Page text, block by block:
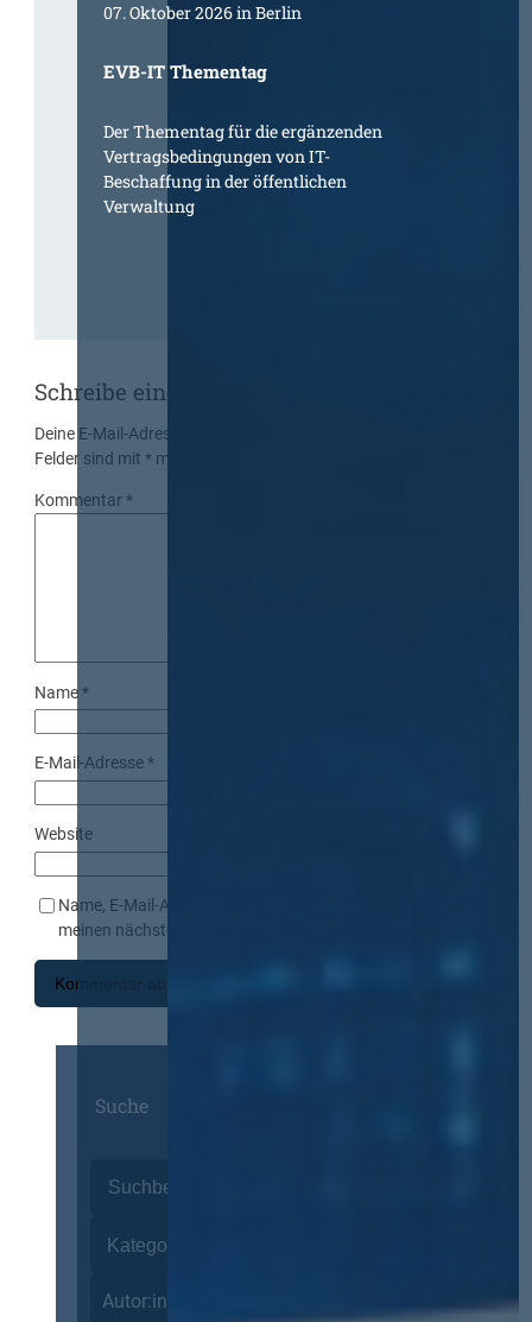
07. Oktober 2026 in Berlin
EVB-IT Thementag
Der Thementag für die ergänzenden
Vertragsbedingungen von IT-
Beschaffung in der öffentlichen
Verwaltung
Schreibe einen Kommentar
Deine E-Mail-Adresse wird nicht veröffentlicht.
Felder sind mit* markiert
Kommentar*
Name*
E-Mail-Adresse*
Website
Name, E-Mail-Adresse und Website in diesem Browser für
meinen nächsten Kommentar speichern.
Suche
Autor:innen